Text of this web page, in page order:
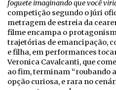
foguete imaginando que você
competição segundo o júri
metragem de estreia da
filme encampa o
trajetórias de emancipação,
e filha, em performances
Veronica Cavalcanti, que
ao fim, terminam “roubando
opção curiosa, e rara no